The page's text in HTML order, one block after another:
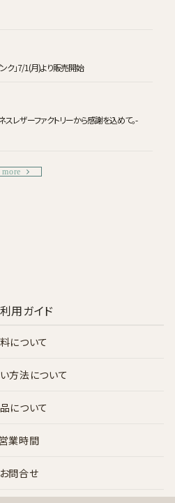
ク」7/1(月)より販売開始
レザーファクトリーから感謝を込めて。-
more
用ガイド
について
方法について
について
営業時間
お問合せ